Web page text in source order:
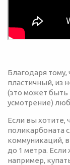
Благодаря
пластичный, из
(это может
усмотрение)
Если вы хотите,
поликарбоната
коммуникаций,
до 1 метра.
например,